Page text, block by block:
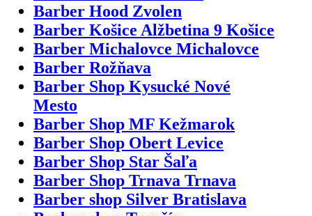
Barber Hood Zvolen
Barber Košice Alžbetina 9 Košice
Barber Michalovce Michalovce
Barber Rožňava
Barber Shop Kysucké Nové
Mesto
Barber Shop MF Kežmarok
Barber Shop Obert Levice
Barber Shop Star Šaľa
Barber Shop Trnava Trnava
Barber shop Silver Bratislava